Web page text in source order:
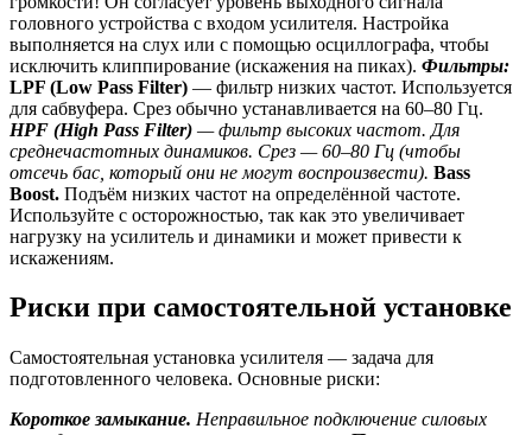
головного устройства с входом усилителя. Настройка
выполняется на слух или с помощью осциллографа, чтобы
исключить клиппирование (искажения на пиках). Фильтры:
LPF (Low Pass Filter) — фильтр низких частот. Используется
для сабвуфера. Срез обычно устанавливается на 60–80 Гц.
HPF (High Pass Filter) — фильтр высоких частот. Для
среднечастотных динамиков. Срез — 60–80 Гц (чтобы
отсечь бас, который они не могут воспроизвести). Bass
Boost. Подъём низких частот на определённой частоте.
Используйте с осторожностью, так как это увеличивает
нагрузку на усилитель и динамики и может привести к
искажениям.
Риски при самостоятельной установке
Самостоятельная установка усилителя — задача для
подготовленного человека. Основные риски:
Короткое замыкание. Неправильное подключение силовых